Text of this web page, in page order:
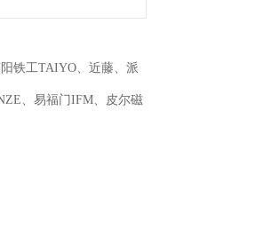
铁工TAIYO、近藤、派
、易福门IFM、皮尔磁